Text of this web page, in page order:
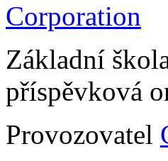
Základní
příspěvková
Provozovatel